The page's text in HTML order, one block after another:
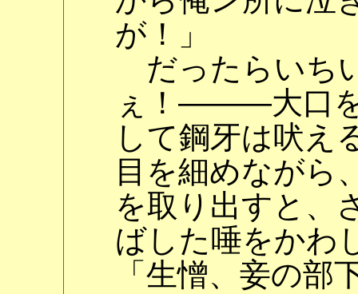
が！」
だったらいち
ぇ！―――大口
して鋼牙は吠え
目を細めながら
を取り出すと、
ばした唾をかわ
「生憎、妾の部